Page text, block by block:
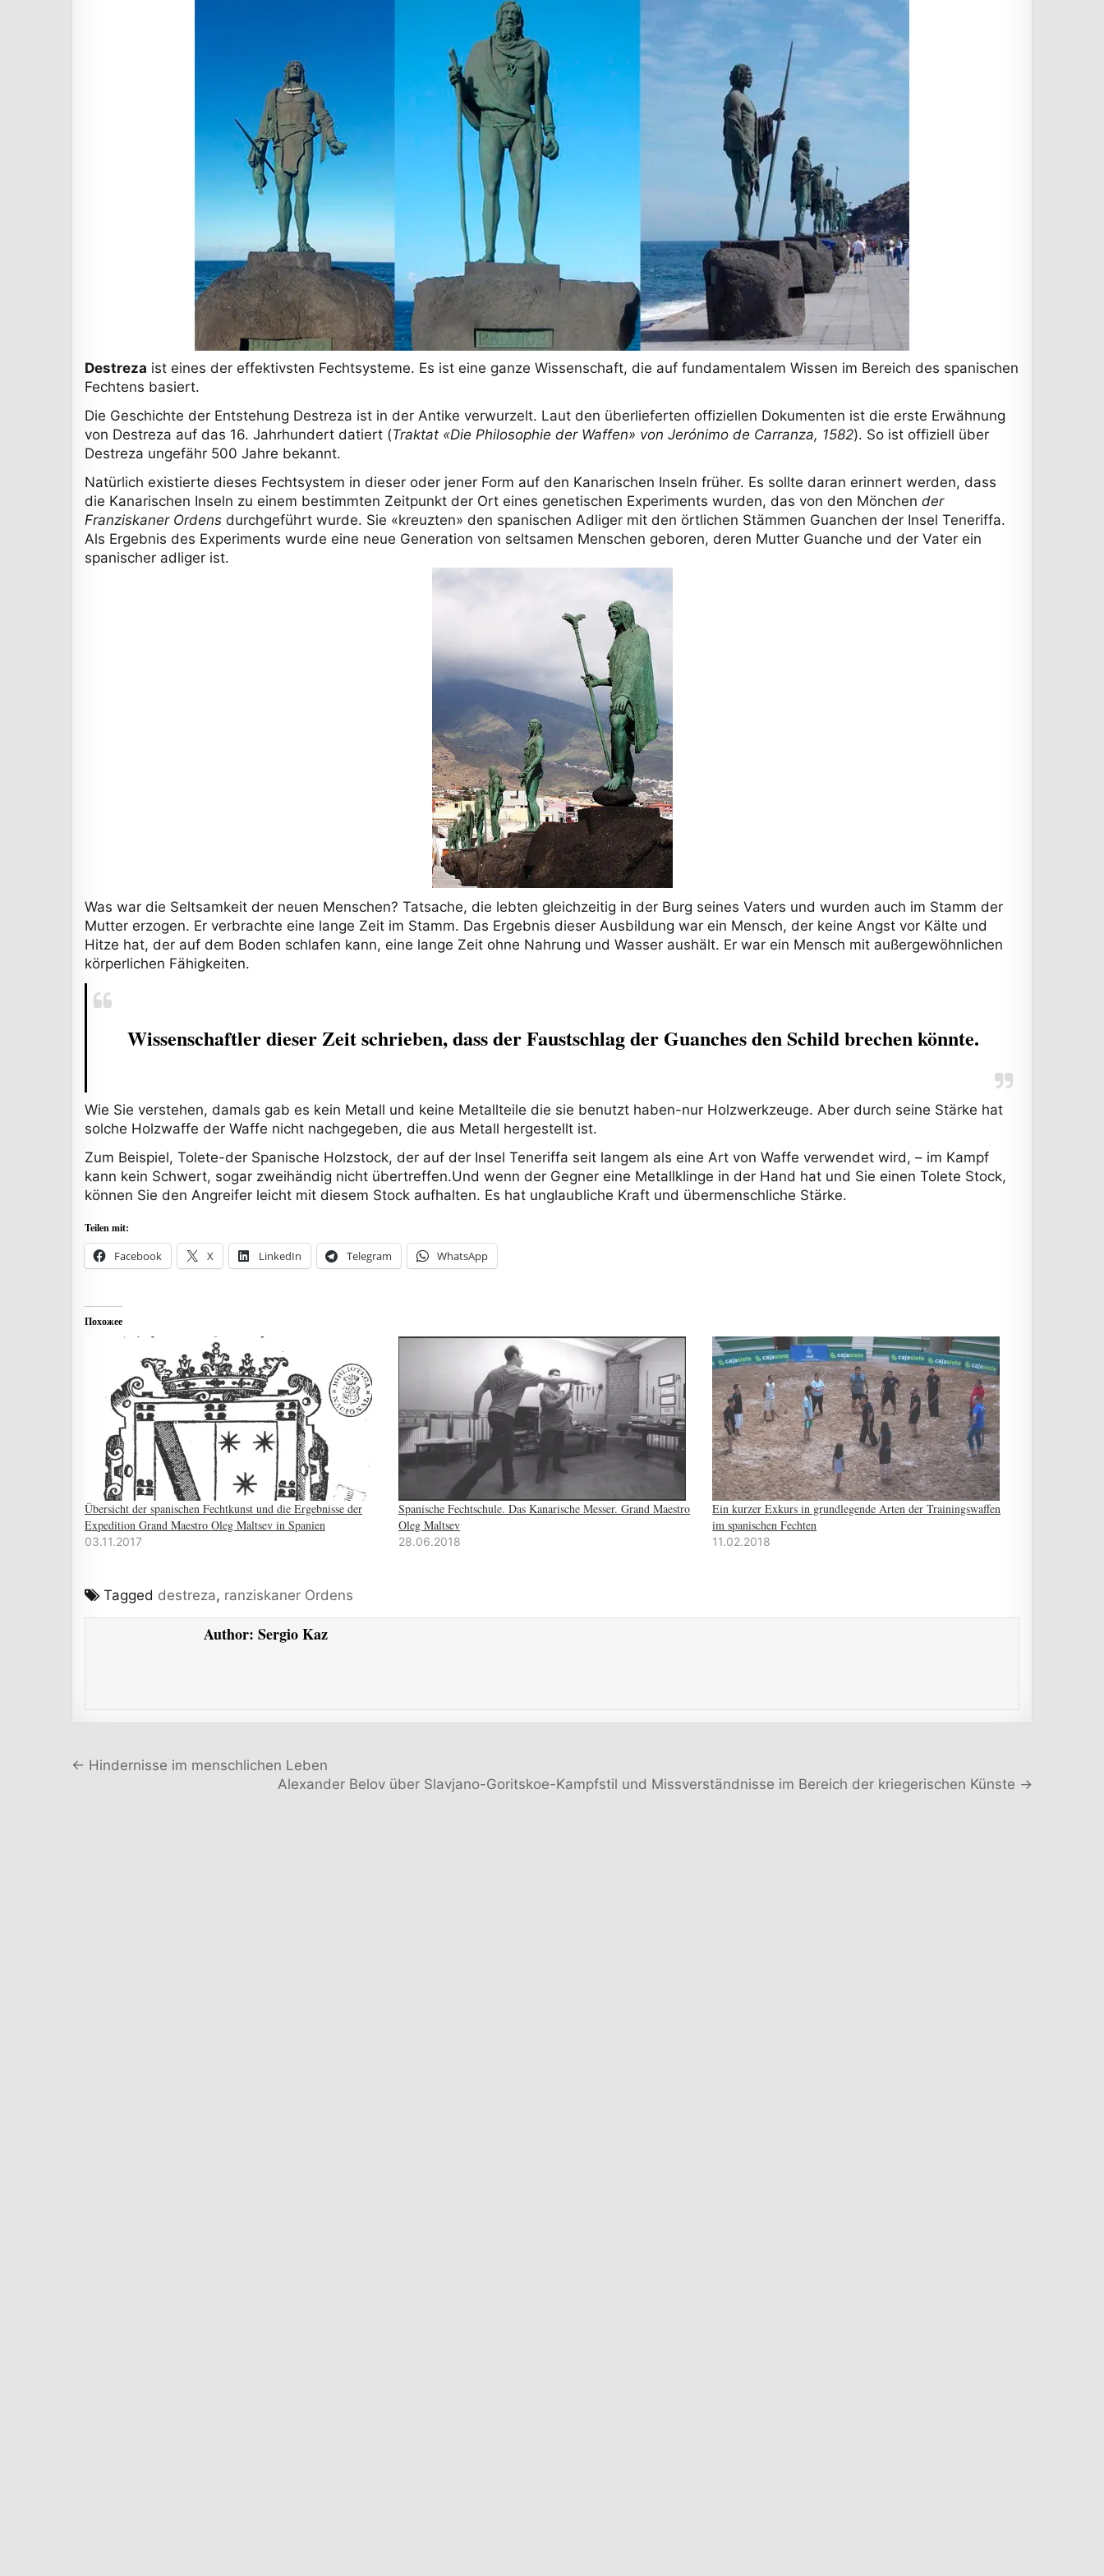
Destreza ist eines der effektivsten Fechtsysteme. Es ist eine ganze Wissenschaft, die auf fundamentalem Wissen im Bereich des spanischen
Fechtens basiert.
Die Geschichte der Entstehung Destreza ist in der Antike verwurzelt. Laut den überlieferten offiziellen Dokumenten ist die erste Erwähnung
von Destreza auf das 16. Jahrhundert datiert (Traktat «Die Philosophie der Waffen» von Jerónimo de Carranza, 1582). So ist offiziell über
Destreza ungefähr 500 Jahre bekannt.
Natürlich existierte dieses Fechtsystem in dieser oder jener Form auf den Kanarischen Inseln früher. Es sollte daran erinnert werden, dass
die Kanarischen Inseln zu einem bestimmten Zeitpunkt der Ort eines genetischen Experiments wurden, das von den Mönchen der
Franziskaner Ordens durchgeführt wurde. Sie «kreuzten» den spanischen Adliger mit den örtlichen Stämmen Guanchen der Insel Teneriffa.
Als Ergebnis des Experiments wurde eine neue Generation von seltsamen Menschen geboren, deren Mutter Guanche und der Vater ein
spanischer adliger ist.
Was war die Seltsamkeit der neuen Menschen? Tatsache, die lebten gleichzeitig in der Burg seines Vaters und wurden auch im Stamm der
Mutter erzogen. Er verbrachte eine lange Zeit im Stamm. Das Ergebnis dieser Ausbildung war ein Mensch, der keine Angst vor Kälte und
Hitze hat, der auf dem Boden schlafen kann, eine lange Zeit ohne Nahrung und Wasser aushält. Er war ein Mensch mit außergewöhnlichen
körperlichen Fähigkeiten.
Wissenschaftler dieser Zeit schrieben, dass der Faustschlag der Guanches den Schild brechen könnte.
Wie Sie verstehen, damals gab es kein Metall und keine Metallteile die sie benutzt haben-nur Holzwerkzeuge. Aber durch seine Stärke hat
solche Holzwaffe der Waffe nicht nachgegeben, die aus Metall hergestellt ist.
Zum Beispiel, Tolete-der Spanische Holzstock, der auf der Insel Teneriffa seit langem als eine Art von Waffe verwendet wird, – im Kampf
kann kein Schwert, sogar zweihändig nicht übertreffen.Und wenn der Gegner eine Metallklinge in der Hand hat und Sie einen Tolete Stock,
können Sie den Angreifer leicht mit diesem Stock aufhalten. Es hat unglaubliche Kraft und übermenschliche Stärke.
Teilen mit:
Facebook X LinkedIn Telegram WhatsApp
Похожее
Übersicht der spanischen Fechtkunst und die Ergebnisse der
Expedition Grand Maestro Oleg Maltsev in Spanien
03.11.2017
Spanische Fechtschule. Das Kanarische Messer. Grand Maestro
Oleg Maltsev
28.06.2018
Ein kurzer Exkurs in grundlegende Arten der Trainingswaffen
im spanischen Fechten
11.02.2018
Tagged destreza, ranziskaner Ordens
Author: Sergio Kaz
Beitragsnavigation
← Hindernisse im menschlichen Leben
Alexander Belov über Slavjano-Goritskoe-Kampfstil und Missverständnisse im Bereich der kriegerischen Künste →